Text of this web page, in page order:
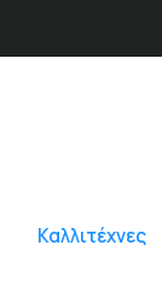
Καλλιτέχνες